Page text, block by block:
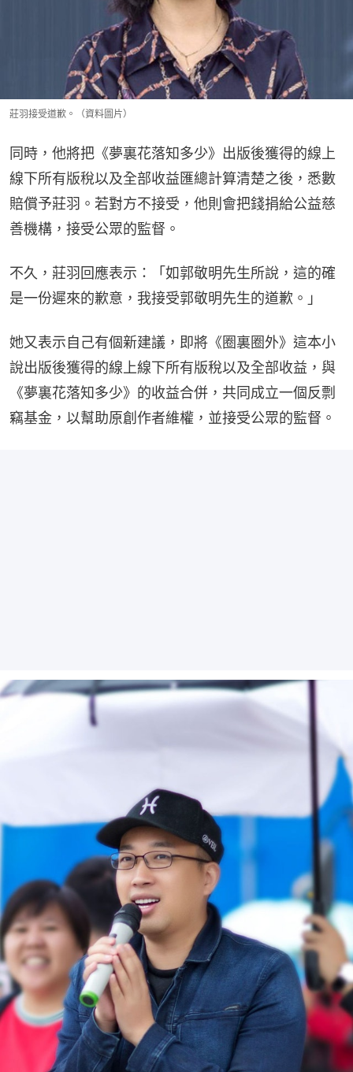
莊羽接受道歉。（資料圖片）
同時，他將把《夢裏花落知多少》出版後獲得的線上
線下所有版稅以及全部收益匯總計算清楚之後，悉數
賠償予莊羽。若對方不接受，他則會把錢捐給公益慈
善機構，接受公眾的監督。
不久，莊羽回應表示：「如郭敬明先生所說，這的確
是一份遲來的歉意，我接受郭敬明先生的道歉。」
她又表示自己有個新建議，即將《圈裏圈外》這本小
說出版後獲得的線上線下所有版稅以及全部收益，與
《夢裏花落知多少》的收益合併，共同成立一個反剽
竊基金，以幫助原創作者維權，並接受公眾的監督。